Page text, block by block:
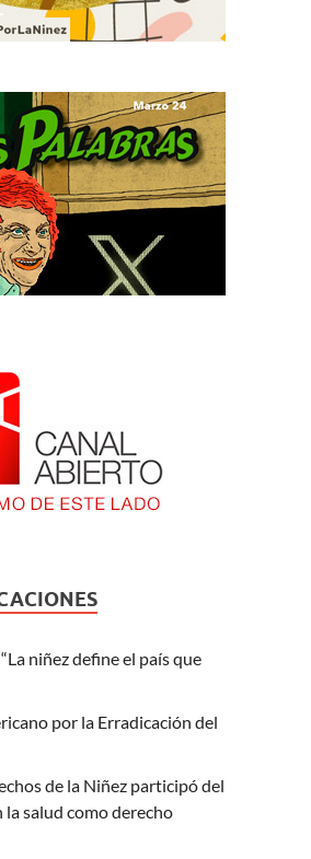
niñez define el país que
por la Erradicación del
de la Niñez participó del
la salud como derecho